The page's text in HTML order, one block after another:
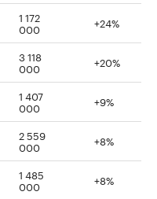
1 172
000 +24%
3 118
000 +20%
1 407
000 +9%
2 559
000 +8%
1 485
000 +8%